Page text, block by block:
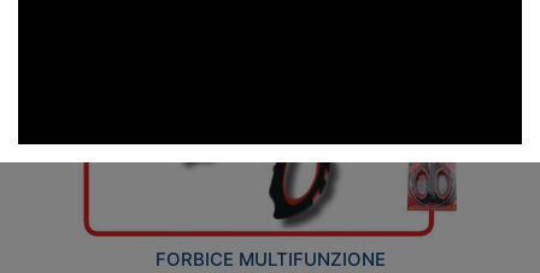
FORBICE MULTIFUNZIONE